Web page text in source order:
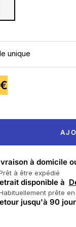
unique
à domicile
à être expédié
disponible à
Habituellement prête
jusqu'à 90